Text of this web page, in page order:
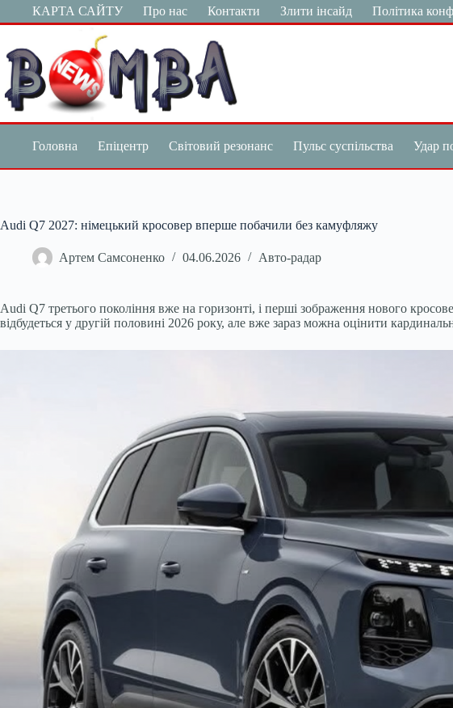
Перейти
до
КАРТА САЙТУ Про нас Контакти Злити інсайд Політика
Головна Епіцентр Світовий резонанс Пульс суспільства Удар
Audi Q7 2027: німецький кросовер вперше побачили без камуфляжу
Артем Самсоненко 04.06.2026 Авто-радар
Audi Q7 третього покоління вже на горизонті, і перші зображення нового
відбудеться у другій половині 2026 року, але вже зараз можна оцінити